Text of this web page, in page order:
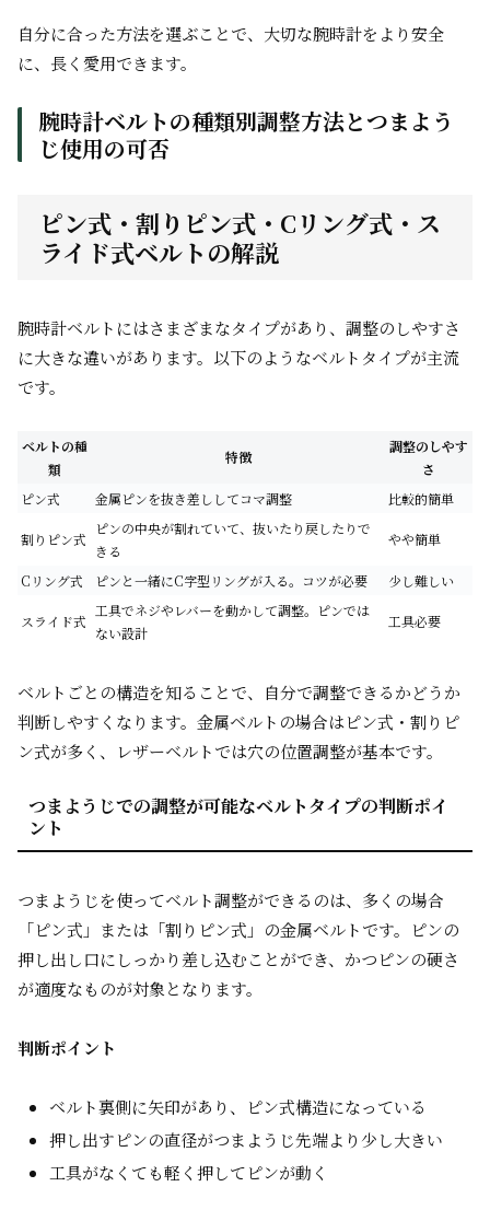
自分に合った方法を選ぶことで、大切な腕時計をより安全
に、長く愛用できます。
腕時計ベルトの種類別調整方法とつまよう
じ使用の可否
ピン式・割りピン式・Cリング式・ス
ライド式ベルトの解説
腕時計ベルトにはさまざまなタイプがあり、調整のしやすさ
に大きな違いがあります。以下のようなベルトタイプが主流
です。
ベルトの種
類
特徴
調整のしやす
さ
ピン式
金属ピンを抜き差ししてコマ調整 比較的簡単
割りピン式
ピンの中央が割れていて、抜いたり戻したりで
きる
やや簡単
Cリング式 ピンと一緒にC字型リングが入る。コツが必要 少し難しい
スライド式
工具でネジやレバーを動かして調整。ピンでは
ない設計
工具必要
ベルトごとの構造を知ることで、自分で調整できるかどうか
判断しやすくなります。金属ベルトの場合はピン式・割りピ
ン式が多く、レザーベルトでは穴の位置調整が基本です。
つまようじでの調整が可能なベルトタイプの判断ポイ
ント
つまようじを使ってベルト調整ができるのは、多くの場合
「ピン式」または「割りピン式」の金属ベルトです。ピンの
押し出し口にしっかり差し込むことができ、かつピンの硬さ
が適度なものが対象となります。
判断ポイント
ベルト裏側に矢印があり、ピン式構造になっている
押し出すピンの直径がつまようじ先端より少し大きい
工具がなくても軽く押してピンが動く